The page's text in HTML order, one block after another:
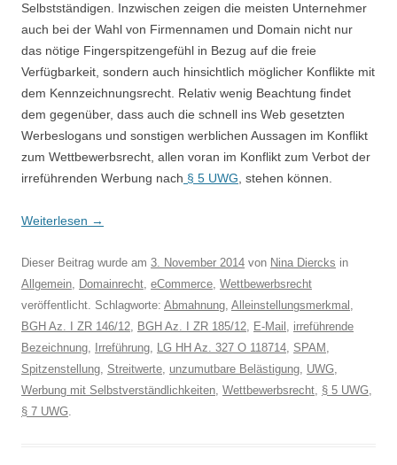
Selbstständigen. Inzwischen zeigen die meisten Unternehmer
auch bei der Wahl von Firmennamen und Domain nicht nur
das nötige Fingerspitzengefühl in Bezug auf die freie
Verfügbarkeit, sondern auch hinsichtlich möglicher Konflikte mit
dem Kennzeichnungsrecht. Relativ wenig Beachtung findet
dem gegenüber, dass auch die schnell ins Web gesetzten
Werbeslogans und sonstigen werblichen Aussagen im Konflikt
zum Wettbewerbsrecht, allen voran im Konflikt zum Verbot der
irreführenden Werbung nach § 5 UWG , stehen können.
Weiterlesen →
Dieser Beitrag wurde am 3. November 2014 von Nina Diercks in
Allgemein, Domainrecht, eCommerce, Wettbewerbsrecht
veröffentlicht. Schlagworte: Abmahnung, Alleinstellungsmerkmal ,
BGH Az. I ZR 146/12, BGH Az. I ZR 185/12, E-Mail , irreführende
Bezeichnung, Irreführung, LG HH Az. 327 O 118714, SPAM ,
Spitzenstellung, Streitwerte, unzumutbare Belästigung, UWG,
Werbung mit Selbstverständlichkeiten, Wettbewerbsrecht, § 5 UWG,
§ 7 UWG.